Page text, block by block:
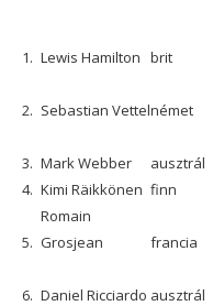
1. Lewis Hamilton brit
2. Sebastian Vettelnémet
3. Mark Webber ausztrál
4. Kimi Räikkönen finn
5.
Romain
Grosjean
francia
6. Daniel Ricciardo ausztrál